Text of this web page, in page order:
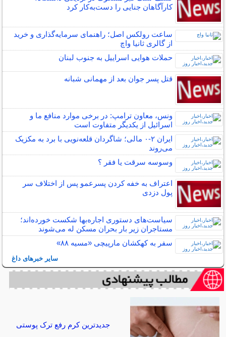
کارآگاهان جنایی را دست‌به‌کار کرد
ساعت رولکس اصل؛ راهنمای سرمایه‌گذاری و خرید
از گالری ثانیا واچ
حملات هوایی اسراییل به جنوب لبنان
قتل پسر جوان بعد از مهمانی شبانه
ونس، معاون ترامپ: در برخی موارد منافع ما و
اسرائیل از یکدیگر متفاوت است
ایران ۲-۰ مالی؛ شاگردان قلعه‌نویی با برد به مکزیک
می‌روند
وسوسه سرقت یا فقر ؟
اعتراف به خفه کردن پسرعمو پس از اختلاف سر
پول دزدی
سیاست‌های دستوری اجاره‌بها شکست خورده‌اند؛
مستاجران زیر بار بحران مسکن له می‌شوند
سفر به کهکشان مارپیچی «مسیه ۸۸»
سایر خبرهای داغ
جدیدترین کرم رفع ترک پوستی